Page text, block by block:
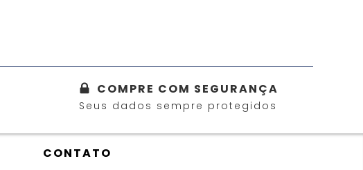
COMPRE COM SEGURANÇA
Seus dados sempre protegidos
CONTATO